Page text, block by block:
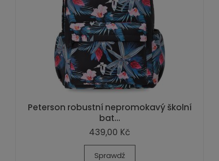
Peterson robustní nepromokavý školní
bat...
439,00 Kč
Sprawdź